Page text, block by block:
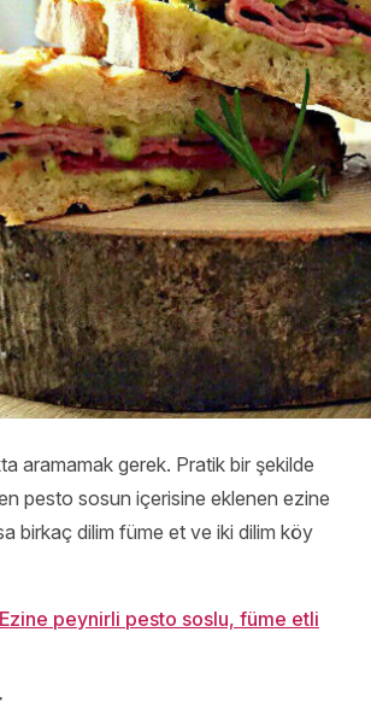
aramamak gerek. Pratik bir şekilde
pesto sosun içerisine eklenen ezine
birkaç dilim füme et ve iki dilim köy
Ezine peynirli pesto soslu, füme etli